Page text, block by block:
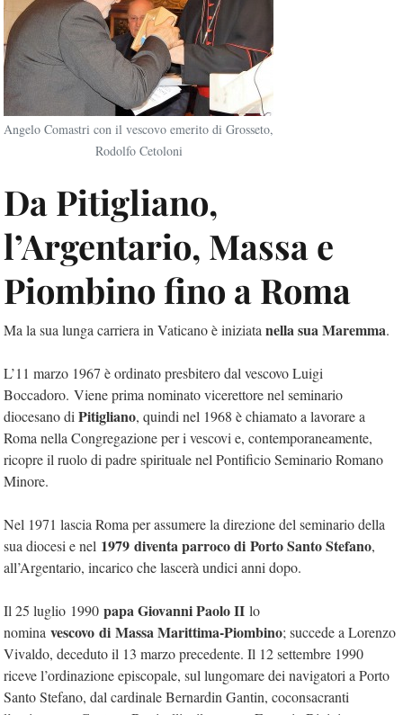
Angelo Comastri con il vescovo emerito di Grosseto,
Rodolfo Cetoloni
Da Pitigliano,
l’Argentario, Massa e
Piombino fino a Roma
Ma la sua lunga carriera in Vaticano è iniziata nella sua Maremma.
L’11 marzo 1967 è ordinato presbitero dal vescovo Luigi
Boccadoro. Viene prima nominato vicerettore nel seminario
diocesano di Pitigliano, quindi nel 1968 è chiamato a lavorare a
Roma nella Congregazione per i vescovi e, contemporaneamente,
ricopre il ruolo di padre spirituale nel Pontificio Seminario Romano
Minore.
Nel 1971 lascia Roma per assumere la direzione del seminario della
sua diocesi e nel 1979 diventa parroco di Porto Santo Stefano,
all’Argentario, incarico che lascerà undici anni dopo.
Il 25 luglio 1990 papa Giovanni Paolo II lo
nomina vescovo di Massa Marittima-Piombino; succede a Lorenzo
Vivaldo, deceduto il 13 marzo precedente. Il 12 settembre 1990
riceve l’ordinazione episcopale, sul lungomare dei navigatori a Porto
Santo Stefano, dal cardinale Bernardin Gantin, coconsacranti